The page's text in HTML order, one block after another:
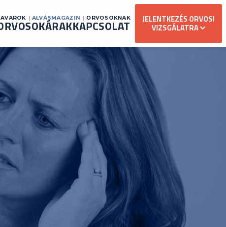
ALVÁSMAGAZIN ORVOSOKNAK
ÁRAKKAPCSOLAT JELENTKEZÉS ORVOSI
VIZSGÁLATRA